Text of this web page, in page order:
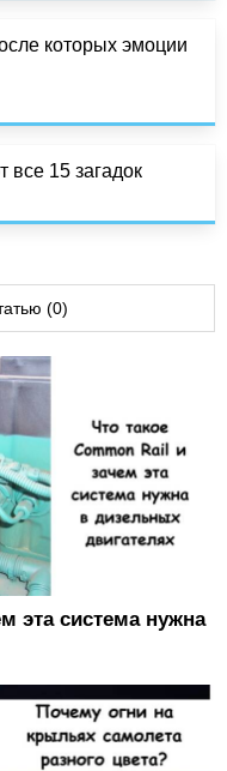
которых эмоции
все 15 загадок
(0)
эта система нужна